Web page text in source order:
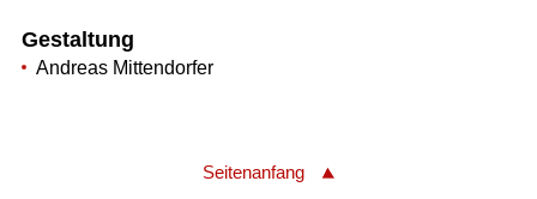
Gestaltung
Andreas Mittendorfer
Seitenanfang